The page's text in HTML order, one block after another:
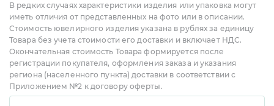
В редких случаях характеристики изделия или упаковка могут
иметь отличия от представленных на фото или в описании.
Стоимость ювелирного изделия указана в рублях за единицу
Товара без учета стоимости его доставки и включает НДС.
Окончательная стоимость Товара формируется после
регистрации покупателя, оформления заказа и указания
региона (населенного пункта) доставки в соответствии с
Приложением №2 к договору оферты.